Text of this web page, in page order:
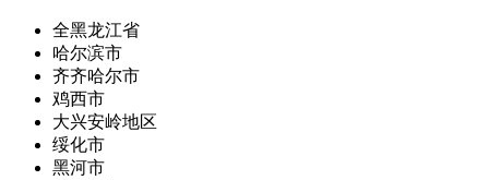
全黑龙江省
哈尔滨市
齐齐哈尔市
鸡西市
大兴安岭地区
绥化市
黑河市